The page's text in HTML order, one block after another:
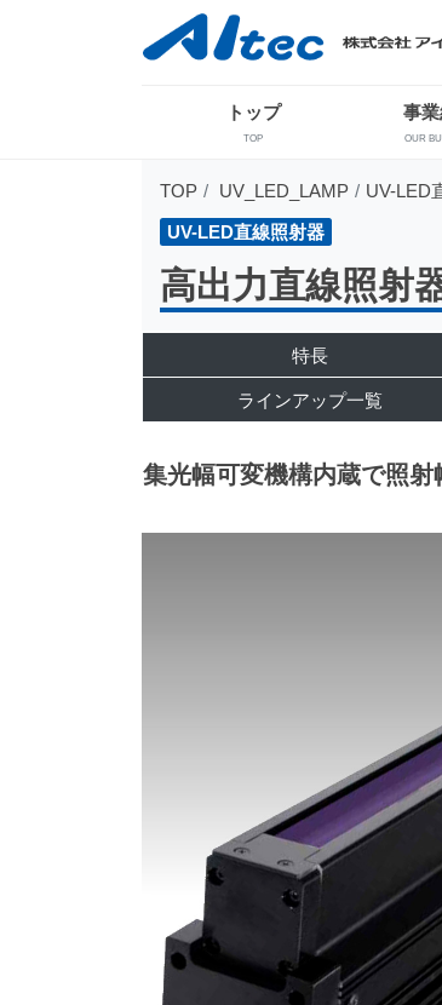
トップ
TOP
事
OUR
TOP UV_LED_LAMP UV-LED
UV-LED直線照射器
高出力直線照射
特長
ラインアップ一覧
集光幅可変機構内蔵で照射